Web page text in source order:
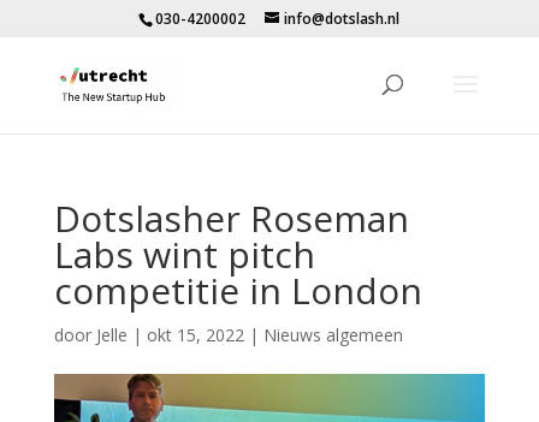
030-4200002 info@dotslash.nl
Dotslasher Roseman
Labs wint pitch
competitie in London
door Jelle | okt 15, 2022| Nieuws algemeen